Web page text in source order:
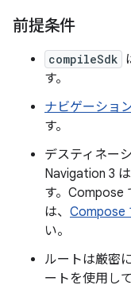
前提条件
compileSdk
す。
ナビゲーショ
す。
デスティネー
Navigation 3
す。Compose
は、 Compose
い。
ルートは厳密
ートを使用し